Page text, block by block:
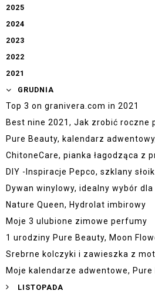
2025
2024
2023
2022
2021
▼ GRUDNIA
Top 3 on granivera.com in 2021
Best nine 2021, Jak zrobić roczne
Pure Beauty, kalendarz
ChitoneCare, pianka łagodząca z
DIY -Inspiracje Pepco, szklany
Dywan winylowy, idealny wybór
Nature Queen, Hydrolat imbirowy
Moje 3 ulubione zimowe perfumy
1 urodziny Pure Beauty, Moon
Srebrne kolczyki i zawieszka z
Moje kalendarze adwentowe, Pure
► LISTOPADA